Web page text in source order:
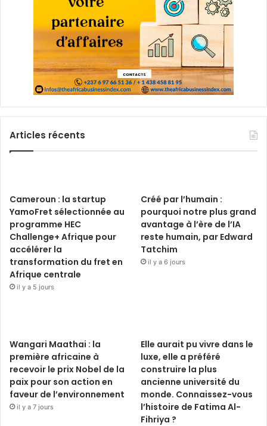
Articles récents
Cameroun : la startup
YamoFret sélectionnée au
programme HEC
Challenge+ Afrique pour
accélérer la
transformation du fret en
Afrique centrale
il y a 5 jours
Créé par l’humain :
pourquoi notre plus grand
avantage à l’ère de l’IA
reste humain, par Edward
Tatchim
il y a 6 jours
Wangari Maathai : la
première africaine à
recevoir le prix Nobel de la
paix pour son action en
faveur de l’environnement
il y a 7 jours
Elle aurait pu vivre dans le
luxe, elle a préféré
construire la plus
ancienne université du
monde. Connaissez-vous
l’histoire de Fatima Al-
Fihriya ?